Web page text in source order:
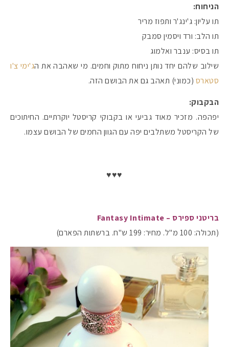
הניחוח:
תו עליון: ג'ינג'ר ותפוז מריר
תו הלב: ורד ויסמין סמבק
תו בסיס: ענבר ואלמוג
שילוב שלהם יחד נותן ניחוח מתוק וחמים. מי שאהבה את הג'ימי צ'ו
סטארס (כמוני) תאהב גם את הבושם הזה.
הבקבוק:
יפהפה. מזכיר מאוד גביעי או בקבוקי קריסטל יוקרתיים. החיתוכים
של הקריסטל משתלבים יפה עם הגוון החמים של הבושם עצמו.
♥♥♥
בריטני ספירס – Fantasy Intimate
(תכולה: 100 מ"ל. מחיר: 199 ש"ח. ברשתות הפארם)